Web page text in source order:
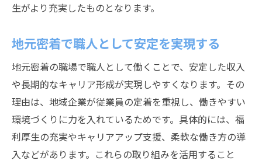
生がより充実したものとなります。
地元密着で職人として安定を実現する
地元密着の職場で職人として働くことで、安定した収入
や長期的なキャリア形成が実現しやすくなります。その
理由は、地域企業が従業員の定着を重視し、働きやすい
環境づくりに力を入れているためです。具体的には、福
利厚生の充実やキャリアアップ支援、柔軟な働き方の導
入などがあります。これらの取り組みを活用すること